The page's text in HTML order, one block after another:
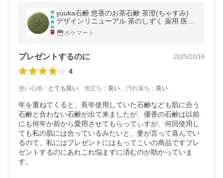
yuuka石鹸 悠香のお茶石鹸 茶澄(ちゃすみ)
デザインリニューアル 茶のしずく 薬用 医薬
部外品 60g 送料無料
ポケマート
プレゼントするのに 2025/10/16
4
使い心地 ： とても良い、 泡立ち ： 良い、 汚れ落ち ： 良い
年を重ねてくると、長年使用していた石鹸なども肌に合う
石鹸と合わない石鹸が出て来ましたが、優香の石鹸は以前
にも何年か前から愛用させてもらってぃすが、何回使用し
ても私の肌には合っているみたいと、妻が言って喜んでい
るのて、私にはプレゼントにはもってこいの商品ですプレ
ゼントするのにあれこれ悩まずに済むのが助かっていま
す。